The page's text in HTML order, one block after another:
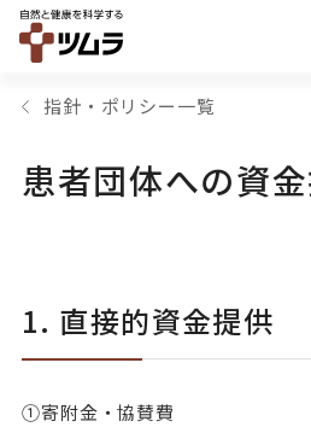
指針・ポリシー一覧
患者団体への資
1. 直接的資金提供
①寄附金・協賛費